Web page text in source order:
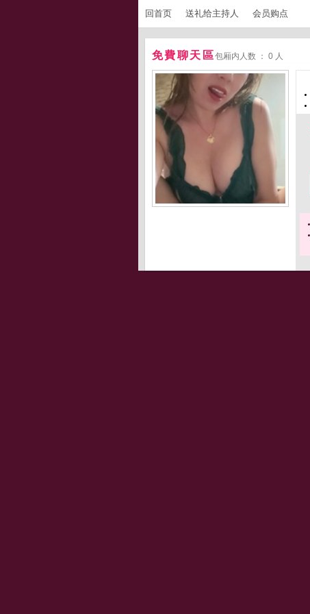
回首页 送礼给主持人 会员购点
免費聊天區包厢内人数 ： 0 人